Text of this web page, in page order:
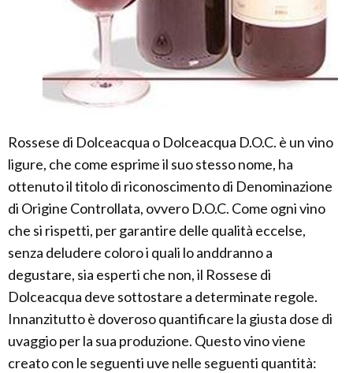
Rossese di Dolceacqua o Dolceacqua D.O.C. è un vino
ligure, che come esprime il suo stesso nome, ha
ottenuto il titolo di riconoscimento di Denominazione
di Origine Controllata, ovvero D.O.C. Come ogni vino
che si rispetti, per garantire delle qualità eccelse,
senza deludere coloro i quali lo anddranno a
degustare, sia esperti che non, il Rossese di
Dolceacqua deve sottostare a determinate regole.
Innanzitutto è doveroso quantificare la giusta dose di
uvaggio per la sua produzione. Questo vino viene
creato con le seguenti uve nelle seguenti quantità: